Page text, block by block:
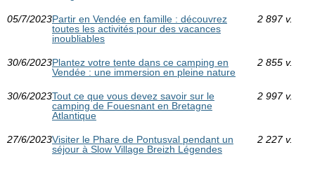
05/7/2023Partir en Vendée en famille : découvrez
toutes les activités pour des vacances
inoubliables
2 897 v.
30/6/2023Plantez votre tente dans ce camping en
Vendée : une immersion en pleine nature
2 855 v.
30/6/2023Tout ce que vous devez savoir sur le
camping de Fouesnant en Bretagne
Atlantique
2 997 v.
27/6/2023Visiter le Phare de Pontusval pendant un
séjour à Slow Village Breizh Légendes
2 227 v.